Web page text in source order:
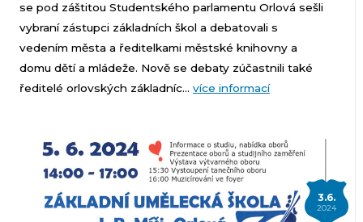
se pod záštitou Studentského parlamentu Orlová sešli
vybraní zástupci základních škol a debatovali s
vedením města a ředitelkami městské knihovny a
domu dětí a mládeže. Nově se debaty zúčastnili také
ředitelé orlovských základníc... více informací
3.6.
2024